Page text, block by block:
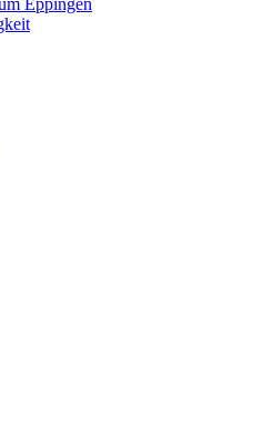
Eppingen